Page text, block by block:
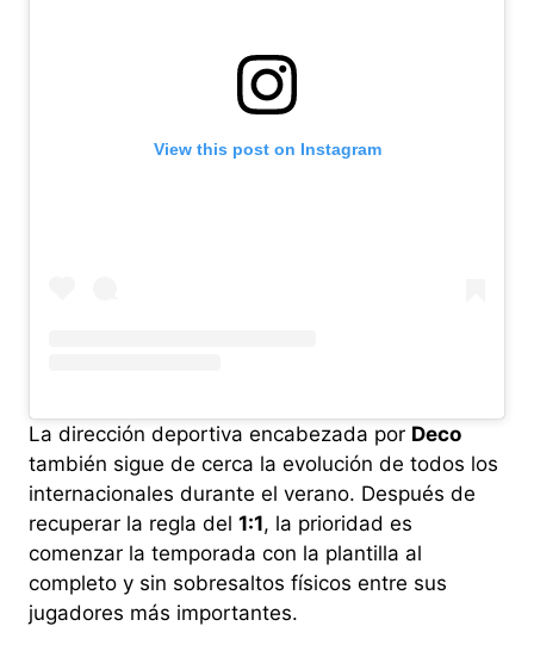
View this post on Instagram
La dirección deportiva encabezada por Deco
también sigue de cerca la evolución de todos los
internacionales durante el verano. Después de
recuperar la regla del 1:1, la prioridad es
comenzar la temporada con la plantilla al
completo y sin sobresaltos físicos entre sus
jugadores más importantes.